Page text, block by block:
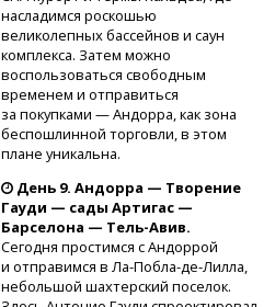
насладимся роскошью
великолепных бассейнов и саун
комплекса. Затем можно
воспользоваться свободным
временем и отправиться
за покупками — Андорра, как зона
беспошлинной торговли, в этом
плане уникальна.
День 9. Андорра — Творение
Гауди — сады Артигас —
Барселона — Тель-Авив.
Сегодня простимся с Андоррой
и отправимся в Ла-Побла-де-Лилла,
небольшой шахтерский поселок.